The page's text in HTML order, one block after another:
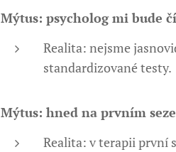
Mýtus: psycholog mi bude
Realita: nejsme
standardizované testy.
Mýtus: hned na prvním
Realita: v terapii první